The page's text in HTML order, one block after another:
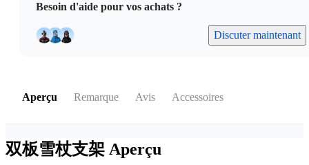
Besoin d'aide pour vos achats ?
Discuter maintenant
Aperçu Remarque Avis Accessoires
双板雪杖支架 Aperçu